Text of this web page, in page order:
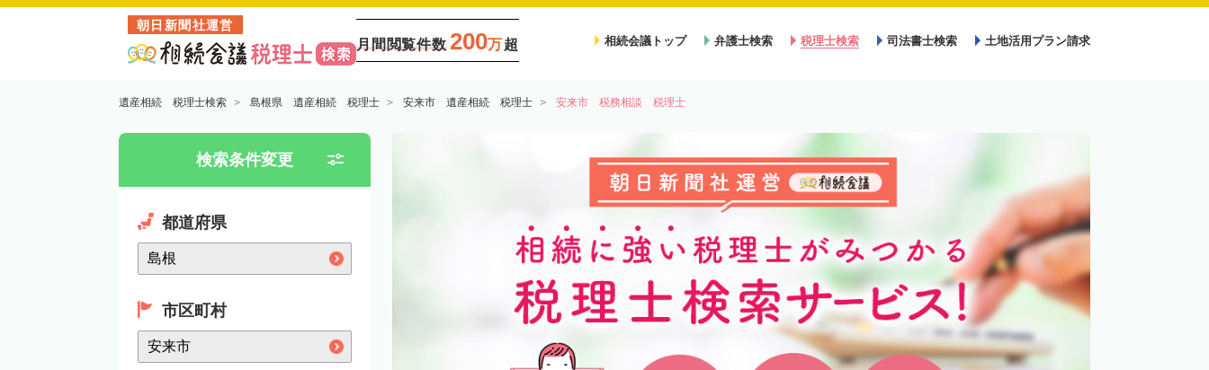
朝日新聞社運営
月間閲覧件数 200万超 相続会議トップ 弁護士検索 税理士検索 司法書士検索 土地活用プラン請求
遺産相続 税理士検索 島根県 遺産相続 税理士 安来市 遺産相続 税理士 安来市 税務相談 税理士
検索条件変更
都道府県
市区町村